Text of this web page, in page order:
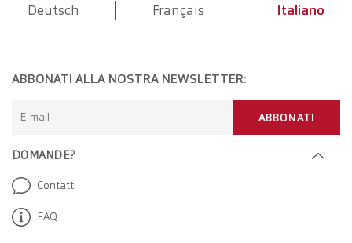
Deutsch Français Italiano
DOMANDE?
Contatti
FAQ
ABBONATI ALLA NOSTRA NEWSLETTER:
E-mail ABBONATI